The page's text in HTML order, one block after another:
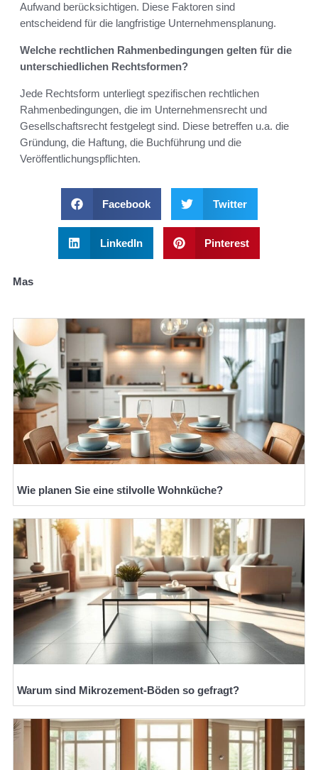
Aufwand berücksichtigen. Diese Faktoren sind
entscheidend für die langfristige Unternehmensplanung.
Welche rechtlichen Rahmenbedingungen gelten für die
unterschiedlichen Rechtsformen?
Jede Rechtsform unterliegt spezifischen rechtlichen
Rahmenbedingungen, die im Unternehmensrecht und
Gesellschaftsrecht festgelegt sind. Diese betreffen u.a. die
Gründung, die Haftung, die Buchführung und die
Veröffentlichungspflichten.
Facebook Twitter
LinkedIn Pinterest
Mas
Wie planen Sie eine stilvolle Wohnküche?
Warum sind Mikrozement-Böden so gefragt?